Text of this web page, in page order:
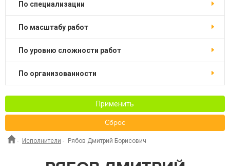
по специализации
по масштабу работ
по уровню сложности работ
по организованности
Применить
Сброс
- Исполнители - Рябов Дмитрий Борисович